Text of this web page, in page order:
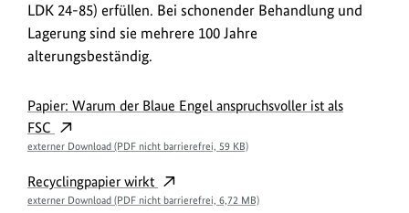
LDK 24-85) erfüllen. Bei schonender Behandlung und
Lagerung sind sie mehrere 100 Jahre
alterungsbeständig.
Papier: Warum der Blaue Engel anspruchsvoller ist als
FSC
externer Download (PDF nicht barrierefrei, 59 KB)
Recyclingpapier wirkt
externer Download (PDF nicht barrierefrei, 6,72 MB)